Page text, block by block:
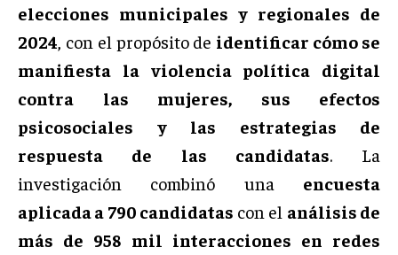
elecciones municipales y regionales de
2024 , con el propósito de identificar cómo se
manifiesta la violencia política digital
contra las mujeres, sus efectos
psicosociales y las estrategias de
respuesta de las candidatas. La
investigación combinó una encuesta
aplicada a 790 candidatas con el análisis de
más de 958 mil interacciones en redes